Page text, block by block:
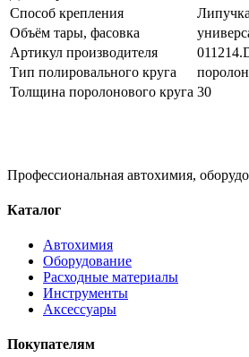
Способ крепления
Липучка
Объём тары, фасовка
Артикул производителя
Тип полировального круга
Толщина поролонового круга 30
Профессиональная автохимия,
Каталог
Автохимия
Оборудование
Расходные материалы
Инструменты
Аксессуары
Покупателям